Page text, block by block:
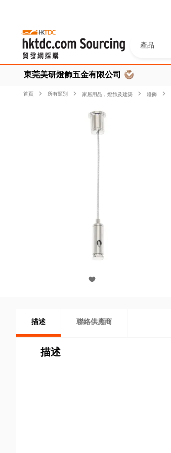
產品
東莞美研燈飾五金有限公司
首頁 所有類別 家居用品，燈飾及建築 燈飾
描述 聯絡供應商
描述